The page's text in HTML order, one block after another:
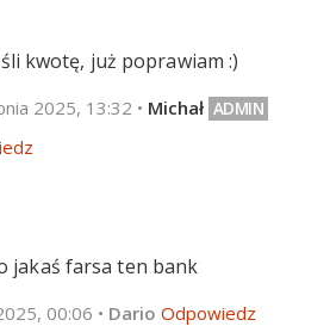
kwotę, już poprawiam :)
2025, 13:32 • Michał
jakaś farsa ten bank
00:06 • Dario Odpowiedz